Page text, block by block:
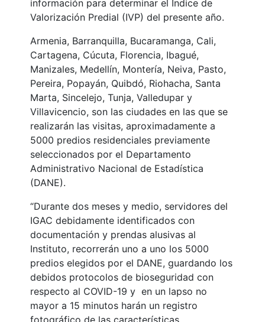
información para determinar el Índice de
Valorización Predial (IVP) del presente año.
Armenia, Barranquilla, Bucaramanga, Cali,
Cartagena, Cúcuta, Florencia, Ibagué,
Manizales, Medellín, Montería, Neiva, Pasto,
Pereira, Popayán, Quibdó, Riohacha, Santa
Marta, Sincelejo, Tunja, Valledupar y
Villavicencio, son las ciudades en las que se
realizarán las visitas, aproximadamente a
5000 predios residenciales previamente
seleccionados por el Departamento
Administrativo Nacional de Estadística
(DANE).
“Durante dos meses y medio, servidores del
IGAC debidamente identificados con
documentación y prendas alusivas al
Instituto, recorrerán uno a uno los 5000
predios elegidos por el DANE, guardando los
debidos protocolos de bioseguridad con
respecto al COVID-19 y en un lapso no
mayor a 15 minutos harán un registro
fotográfico de las características